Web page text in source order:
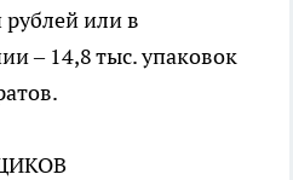
или в
– 14,8 тыс. упаковок